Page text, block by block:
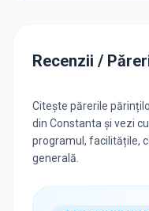
Recenzii /
Citește părerile
din Constanta și vezi
programul, facilitățile,
generală.